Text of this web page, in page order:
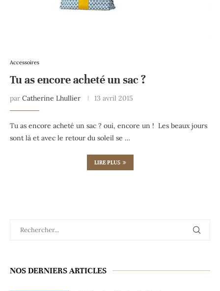
Accessoires
Tu as encore acheté un sac ?
par Catherine Lhullier 13 avril 2015
Tu as encore acheté un sac ? oui, encore un ! Les beaux jours
sont là et avec le retour du soleil se …
LIRE PLUS
NOS DERNIERS ARTICLES